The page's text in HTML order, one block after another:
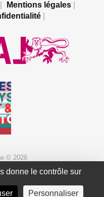
donne le contrôle sur
Personnaliser
Mentions légales
© 2026